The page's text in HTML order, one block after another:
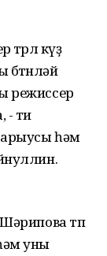
күҙ
режиссер
- ти
һәм
төп
уны